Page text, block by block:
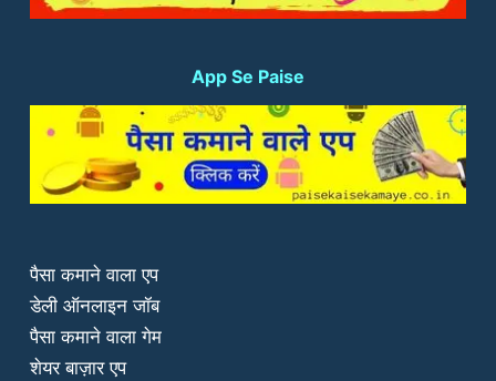
App Se Paise
पैसा कमाने वाला एप
डेली ऑनलाइन जॉब
पैसा कमाने वाला गेम
शेयर बाज़ार एप